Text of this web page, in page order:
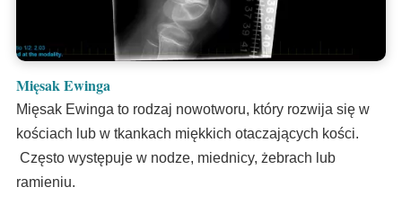
Mięsak Ewinga
Mięsak Ewinga to rodzaj nowotworu, który rozwija się w
kościach lub w tkankach miękkich otaczających kości.
Często występuje w nodze, miednicy, żebrach lub
ramieniu.